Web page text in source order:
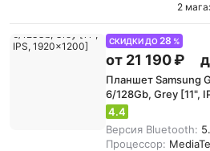
2
СКИДКИ ДО28 %
от 21 190 ₽
Планшет Samsung
6/128Gb, Grey [11",
4.4
Версия Bluetooth:
Процессор: